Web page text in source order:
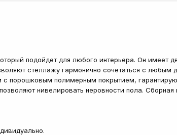
подойдет для любого интерьера. Он имеет
стеллажу гармонично сочетаться с
порошковым полимерным покрытием,
нивелировать неровности пола. Сборная